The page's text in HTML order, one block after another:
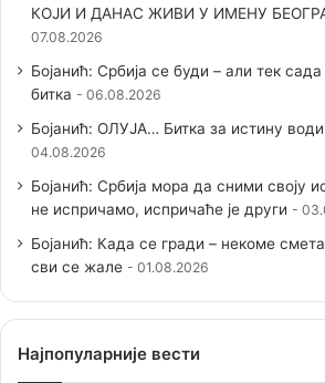
КОЈИ И ДАНАС ЖИВИ У ИМЕНУ
07.08.2026
Бојанић: Србија се буди – али тек
битка
06.08.2026
Бојанић: ОЛУЈА… Битка за истину
04.08.2026
Бојанић: Србија мора да сними своју
не испричамо, испричаће је други
Бојанић: Када се гради – некоме
сви се жале
01.08.2026
Наjпопуларније вести